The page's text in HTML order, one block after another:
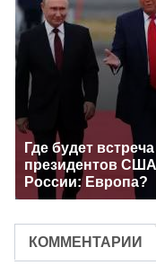
Где будет встреча
президентов
России: Европа?
КОММЕНТАРИИ